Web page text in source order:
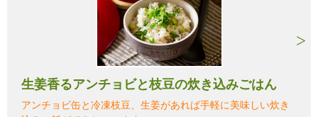
生姜香るアンチョビと枝豆の炊き込みごはん
アンチョビ缶と冷凍枝豆、生姜があれば手軽に美味しい炊き